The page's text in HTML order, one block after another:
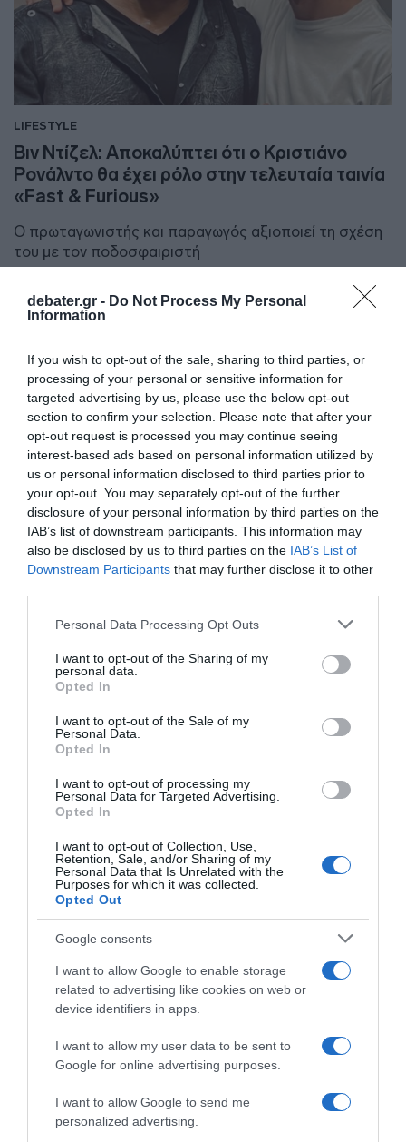
debater.gr - Do Not Process My Personal
Information
If you wish to opt-out of the sale, sharing to third parties, or
processing of your personal or sensitive information for
targeted advertising by us, please use the below opt-out
section to confirm your selection. Please note that after your
opt-out request is processed you may continue seeing
interest-based ads based on personal information utilized by
us or personal information disclosed to third parties prior to
your opt-out. You may separately opt-out of the further
disclosure of your personal information by third parties on the
IAB’s list of downstream participants. This information may
also be disclosed by us to third parties on the IAB’s List of
Downstream Participants that may further disclose it to other
Please note that this website/app uses one or more Google
not limited to your visit or usage behaviour. You may click to
grant or deny consent to Google and its third-party tags to
use your data for below specified purposes in below Google
consent section.
Personal Data Processing Opt Outs
I want to opt-out of the Sharing of my
personal data.
Opted In
I want to opt-out of the Sale of my
Personal Data.
Opted In
I want to opt-out of processing my
Personal Data for Targeted Advertising.
Opted In
I want to opt-out of Collection, Use,
Retention, Sale, and/or Sharing of my
Personal Data that Is Unrelated with the
Purposes for which it was collected.
Opted Out
Google consents
I want to allow Google to enable storage
related to advertising like cookies on web or
device identifiers in apps.
I want to allow my user data to be sent to
Google for online advertising purposes.
I want to allow Google to send me
personalized advertising.
LIFESTYLE
Βιν Ντίζελ: Αποκαλύπτει ότι ο Κριστιάνο
Ρονάλντο θα έχει ρόλο στην τελευταία ταινία
«Fast & Furious»
Ο πρωταγωνιστής και παραγωγός αξιοποιεί τη σχέση
του με τον ποδοσφαιριστή
LIFESTYLE
Βιν Ντίζελ: Αθωώθηκε για τις κατηγορίες
σοβαρή νομική υπόθεση
20.11.2025 - 16:40
LIFESTYLE
Ο Bιν Ντίζελ επιβεβαίωσε το τέλος του
«Fast & Furious»